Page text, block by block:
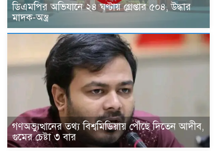
ডিএমপির অভিযানে ২৪ ঘণ্টায় গ্রেপ্তার ৫০৪, উদ্ধার
মাদক-অস্ত্র
গণঅভ্যুত্থানের তথ্য বিশ্বমিডিয়ায় পৌঁছে দিতেন আদীব,
গুমের চেষ্টা ৩ বার